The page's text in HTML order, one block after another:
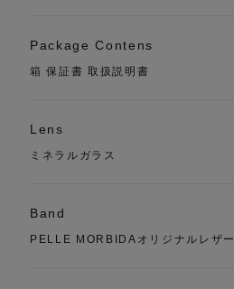
Package Contens
箱 保証書 取扱説明書
Lens
ミネラルガラス
Band
PELLE MORBIDAオリジナルレザー